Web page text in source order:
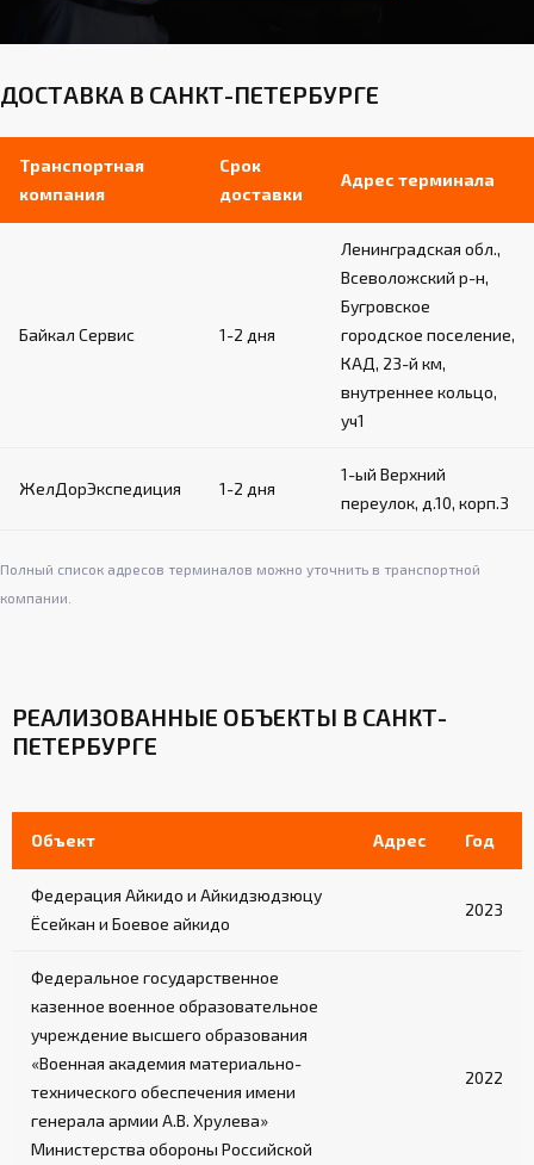
ДОСТАВКА В САНКТ-ПЕТЕРБУРГЕ
Транспортная
компания
Срок
доставки
Адрес терминала
Байкал Сервис 1-2 дня
Ленинградская обл.,
Всеволожский р-н,
Бугровское
городское поселение,
КАД, 23-й км,
внутреннее кольцо,
уч1
ЖелДорЭкспедиция 1-2 дня
1-ый Верхний
переулок, д.10, корп.3
Полный список адресов терминалов можно уточнить в транспортной
компании.
РЕАЛИЗОВАННЫЕ ОБЪЕКТЫ В САНКТ-
ПЕТЕРБУРГЕ
Объект Адрес Год
Федерация Айкидо и Айкидзюдзюцу
Ёсейкан и Боевое айкидо
2023
Федеральное государственное
казенное военное образовательное
учреждение высшего образования
«Военная академия материально-
технического обеспечения имени
генерала армии А.В. Хрулева»
Министерства обороны Российской
2022